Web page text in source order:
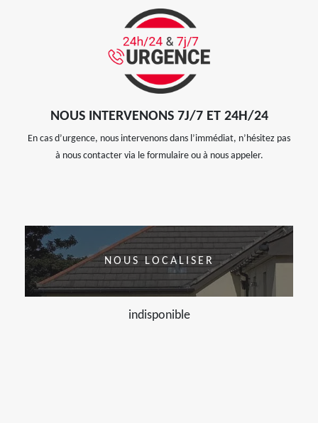
NOUS INTERVENONS 7J/7 ET 24H/24
En cas d’urgence, nous intervenons dans l’immédiat, n’hésitez pas
à nous contacter via le formulaire ou à nous appeler.
NOUS LOCALISER
indisponible